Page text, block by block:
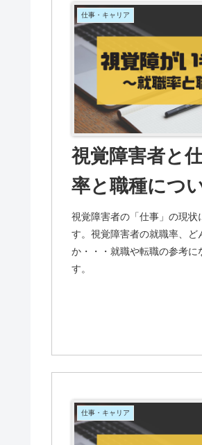
仕事・キャリア
視覚障害者と
率と職種につ
視覚障害者の「仕事」の現状
す。視覚障害者の就職率、
か・・・就職や転職の参考に
す。
仕事・キャリア